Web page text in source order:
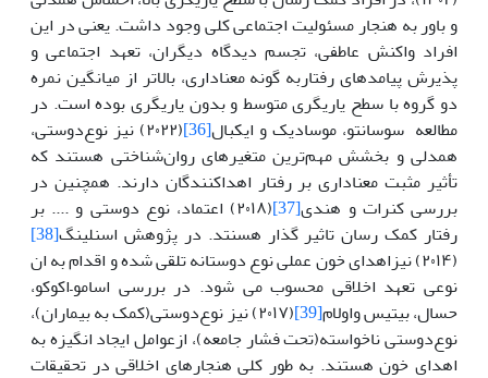
و باور به هنجار مسئولیت اجتماعی کلی وجود داشت. یعنی در این
افراد واکنش عاطفی، تجسم دیدگاه دیگران، تعهد اجتماعی و
پذیرش پیامدهای رفتاربه گونه معناداری، بالاتر از میانگین نمره
دو گروه با سطح یاریگری متوسط و بدون یاریگری بوده است. در
مطالعه سوسانتو، موسادیک و ایکبال[36]
(۲۰۲۲) نیز نوع‌دوستی،
همدلی و بخشش مهم‌ترین متغیرهای روان‌شناختی هستند که
تأثیر مثبت معناداری بر رفتار اهداکنندگان دارند. همچنین در
بررسی کنرات و هندی[37]
(۲۰۱۸) اعتماد، نوع دوستی و .... بر
رفتار کمک رسان تاثیر گذار هسنتد. در پژوهش اسنلینگ[38]
(۲۰۱۴) نیزاهدای خون عملی نوع دوستانه تلقی شده و اقدام به ان
نوعی تعهد اخلاقی محسوب می شود. در بررسی اسامو–اکوکو،
حسال، بیتیس واولام[39]
(۲۰۱۷) نیز نوع‌دوستی(کمک به بیماران)،
نوع‌دوستی ناخواسته(تحت فشار جامعه)، ازعوامل ایجاد انگیزه به
اهدای خون هستند. به طور کلی هنجارهای اخلاقی در تحقیقات